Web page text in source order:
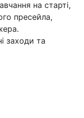
на старті,
пресейла,
заходи та